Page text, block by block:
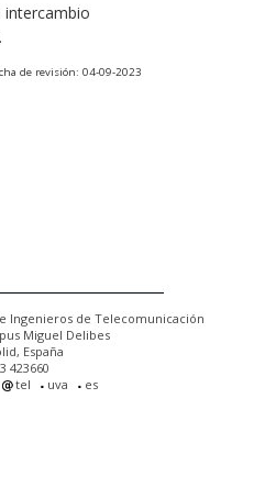
intercambio
de revisión: 04-09-2023
Ingenieros de Telecomunicación
Miguel Delibes
España
423660
tel uva es